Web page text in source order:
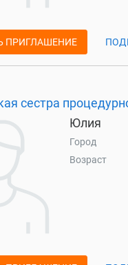
ПРИГЛАШЕНИЕ
сестра
Юлия
Город
Возраст